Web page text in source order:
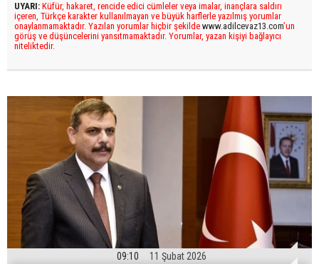
UYARI: Küfür, hakaret, rencide edici cümleler veya imalar, inançlara saldırı
içeren, Türkçe karakter kullanılmayan ve büyük harflerle yazılmış yorumlar
onaylanmamaktadır. Yazılan yorumlar hiçbir şekilde www.adilcevaz13.com’un
görüş ve düşüncelerini yansıtmamaktadır. Yorumlar, yazan kişiyi bağlayıcı
niteliktedir.
09:10 11 Şubat 2026